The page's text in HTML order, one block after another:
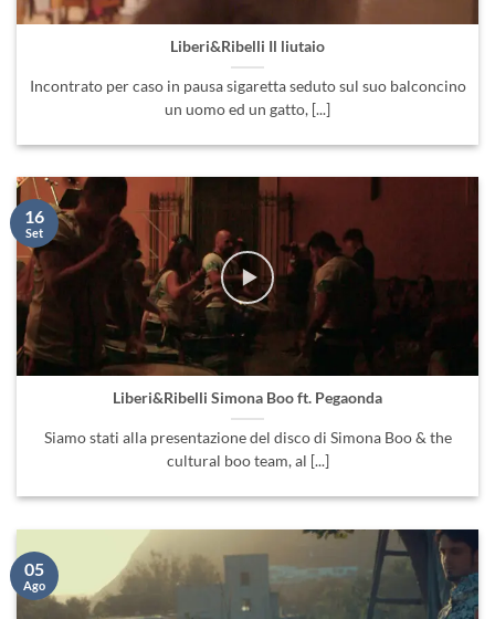
Liberi&Ribelli Il liutaio
Incontrato per caso in pausa sigaretta seduto sul suo balconcino
un uomo ed un gatto, [...]
Liberi&Ribelli Simona Boo ft. Pegaonda
Siamo stati alla presentazione del disco di Simona Boo & the
cultural boo team, al [...]
16
Set
05
Ago